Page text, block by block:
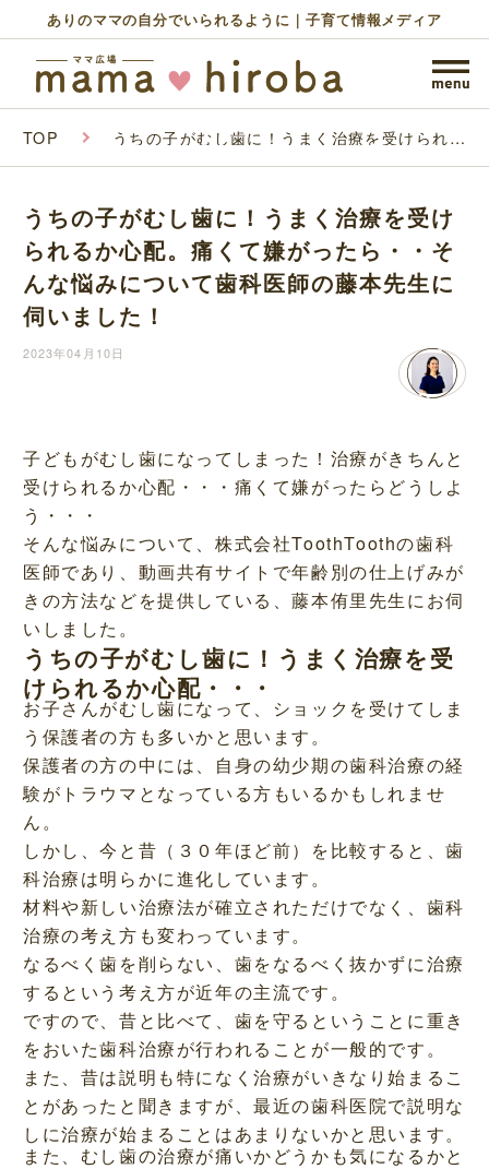
ありのママの自分でいられるように｜子育て情報メディア
TOP うちの子がむし歯に！うまく治療を受けられる
いて歯科医師の藤本先生に伺いました！
うちの子がむし歯に！うまく治療を受け
られるか心配。痛くて嫌がったら・・そ
んな悩みについて歯科医師の藤本先生に
伺いました！
2023年04月10日
子どもがむし歯になってしまった！治療がきちんと
受けられるか心配・・・痛くて嫌がったらどうしよ
う・・・
そんな悩みについて、株式会社ToothToothの歯科
医師であり、動画共有サイトで年齢別の仕上げみが
きの方法などを提供している、藤本侑里先生にお伺
いしました。
うちの子がむし歯に！うまく治療を受
けられるか心配・・・
お子さんがむし歯になって、ショックを受けてしま
う保護者の方も多いかと思います。
保護者の方の中には、自身の幼少期の歯科治療の経
験がトラウマとなっている方もいるかもしれませ
ん。
しかし、今と昔（３０年ほど前）を比較すると、歯
科治療は明らかに進化しています。
材料や新しい治療法が確立されただけでなく、歯科
治療の考え方も変わっています。
なるべく歯を削らない、歯をなるべく抜かずに治療
するという考え方が近年の主流です。
ですので、昔と比べて、歯を守るということに重き
をおいた歯科治療が行われることが一般的です。
また、昔は説明も特になく治療がいきなり始まるこ
とがあったと聞きますが、最近の歯科医院で説明な
しに治療が始まることはあまりないかと思います。
また、むし歯の治療が痛いかどうかも気になるかと